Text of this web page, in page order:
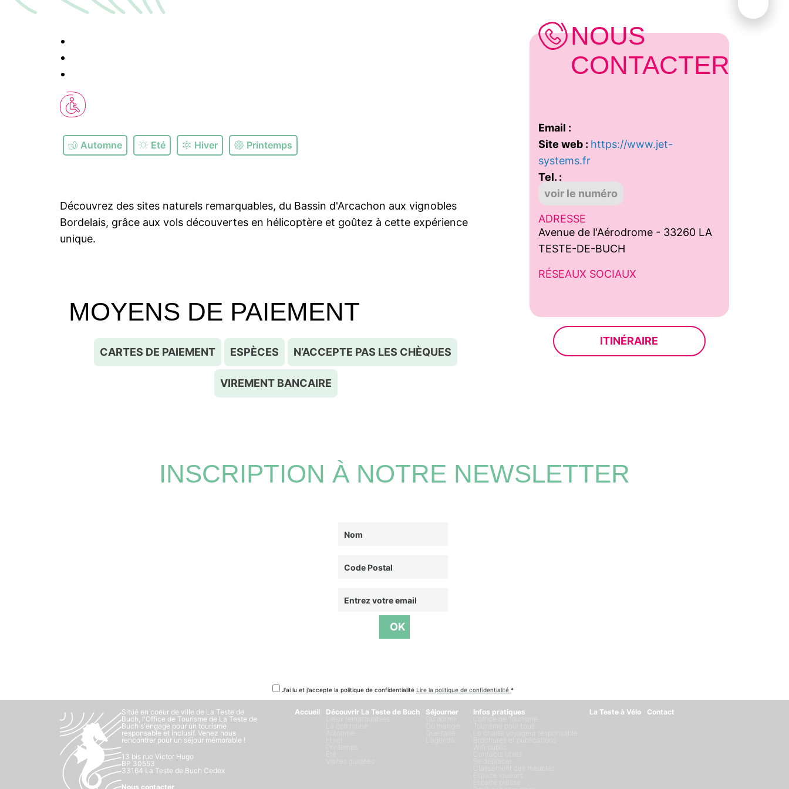
Automne Eté Hiver Printemps
Découvrez des sites naturels remarquables, du Bassin d'Arcachon aux vignobles
Bordelais, grâce aux vols découvertes en hélicoptère et goûtez à cette expérience
unique.
MOYENS DE PAIEMENT
CARTES DE PAIEMENT ESPÈCES N’ACCEPTE PAS LES CHÈQUES
VIREMENT BANCAIRE
NOUS
CONTACTER
Email :
Site web : https://www.jet-
systems.fr
Tel. :
voir le numéro
ADRESSE
Avenue de l'Aérodrome - 33260 LA
TESTE-DE-BUCH
RÉSEAUX SOCIAUX
ITINÉRAIRE
INSCRIPTION À NOTRE NEWSLETTER
J'ai lu et j'accepte la politique de confidentialité Lire la politique de confidentialité *
Situé en coeur de ville de La Teste de
Buch, l'Office de Tourisme de La Teste de
Buch s'engage pour un tourisme
responsable et inclusif. Venez nous
rencontrer pour un séjour mémorable !
13 bis rue Victor Hugo
BP 30553
33164 La Teste de Buch Cedex
Nous contacter
Accueil
Découvrir La Teste de Buch
Lieux remarquables
La commune
Automne
Hiver
Printemps
Visites guidées
Séjourner
Où dormir
Où manger
Que faire
L’agenda
Infos pratiques
L’office de Tourisme
Tourisme pour tous
La charte voyageur responsable
Brochures et publications
Wifi public
Contacts utiles
Se déplacer
Classement des meublés
Espace loueurs
Espace presse
La Teste à Vélo Contact